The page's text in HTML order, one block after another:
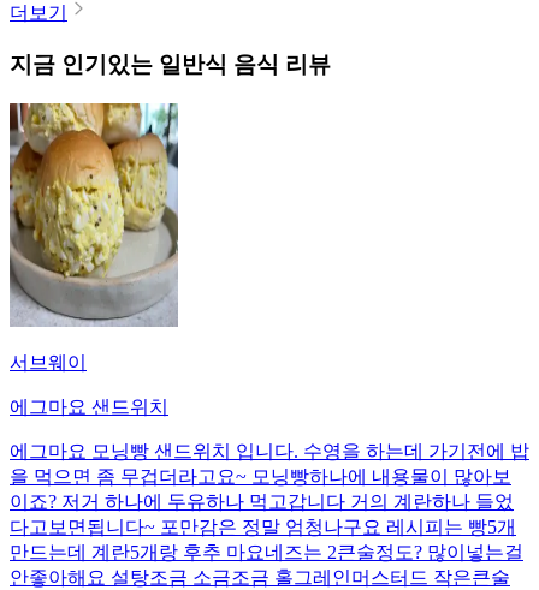
더보기
지금 인기있는 일반식 음식 리뷰
서브웨이
에그마요 샌드위치
에그마요 모닝빵 샌드위치 입니다. 수영을 하는데 가기전에 밥
을 먹으면 좀 무겁더라고요~ 모닝빵하나에 내용물이 많아보
이죠? 저거 하나에 두유하나 먹고갑니다 거의 계란하나 들었
다고보면됩니다~ 포만감은 정말 엄청나구요 레시피는 빵5개
만드는데 계란5개랑 후추 마요네즈는 2큰술정도? 많이넣는걸
안좋아해요 설탕조금 소금조금 홀그레인머스터드 작은큰술